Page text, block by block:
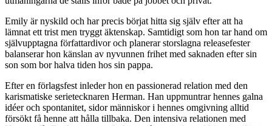
Emily är nyskild och har precis börjat hitta sig själv efter att ha
lämnat ett trist men tryggt äktenskap. Samtidigt som hon tar hand om
självupptagna författardivor och planerar storslagna releasefester
balanserar hon känslan av nyvunnen frihet med saknaden efter sin
son som bor halva tiden hos sin pappa.
Efter en förlagsfest inleder hon en passionerad relation med den
karismatiske serietecknaren Herman. Han uppmuntrar hennes galna
idéer och spontanitet, sidor människor i hennes omgivning alltid
försökt få henne att hålla tillbaka. Den intensiva relationen med